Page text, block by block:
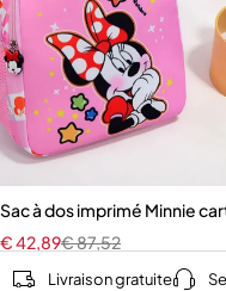
vidéo LCD
Sac à dos imprimé Minnie
€87,52
€42,89
Livraison gratuite